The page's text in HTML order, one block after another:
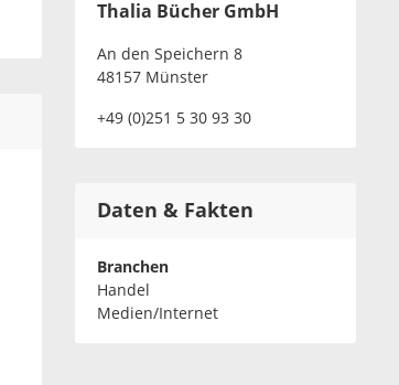
Thalia Bücher GmbH
An den Speichern 8
48157 Münster
+49 (0)251 5 30 93 30
Daten & Fakten
Branchen
Handel
Medien/Internet